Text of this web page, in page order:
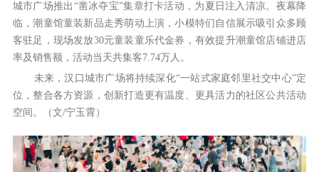
城市广场推出“凿冰夺宝”集章打卡活动，为夏日注入清凉。夜幕降
临，潮童馆童装新品走秀萌动上演，小模特们自信展示吸引众多顾
客驻足，现场发放30元童装童乐代金券，有效提升潮童馆店铺进店
率及销售额，活动当天共集客7.74万人。
未来，汉口城市广场将持续深化“一站式家庭邻里社交中心”定
位，整合各方资源，创新打造更有温度、更具活力的社区公共活动
空间。（文/宁玉霄）